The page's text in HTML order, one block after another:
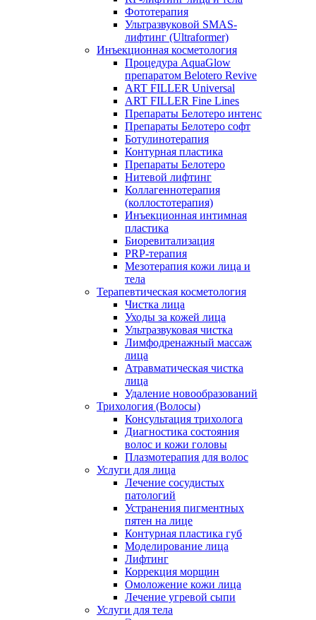
Фототерапия
Ультразвуковой SMAS-
лифтинг (Ultraformer)
Инъекционная косметология
Процедура AquaGlow
препаратом Belotero Revive
ART FILLER Universal
ART FILLER Fine Lines
Препараты Белотеро интенс
Препараты Белотеро софт
Ботулинотерапия
Контурная пластика
Препараты Белотеро
Нитевой лифтинг
Коллагеннотерапия
(коллостотерапия)
Инъекционная интимная
пластика
Биоревитализация
PRP-терапия
Мезотерапия кожи лица и
тела
Терапевтическая косметология
Чистка лица
Уходы за кожей лица
Ультразвуковая чистка
Лимфодренажный массаж
лица
Атравматическая чистка
лица
Удаление новообразований
Трихология (Волосы)
Консультация трихолога
Диагностика состояния
волос и кожи головы
Плазмотерапия для волос
Услуги для лица
Лечение сосудистых
патологий
Устранения пигментных
пятен на лице
Контурная пластика губ
Моделирование лица
Лифтинг
Коррекция морщин
Омоложение кожи лица
Лечение угревой сыпи
Услуги для тела